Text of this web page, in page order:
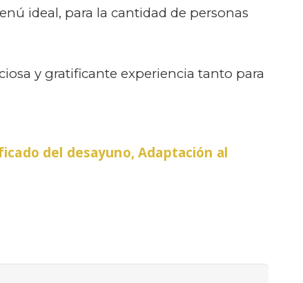
ideal, para la cantidad de personas
y gratificante experiencia tanto para
del desayuno, Adaptación al